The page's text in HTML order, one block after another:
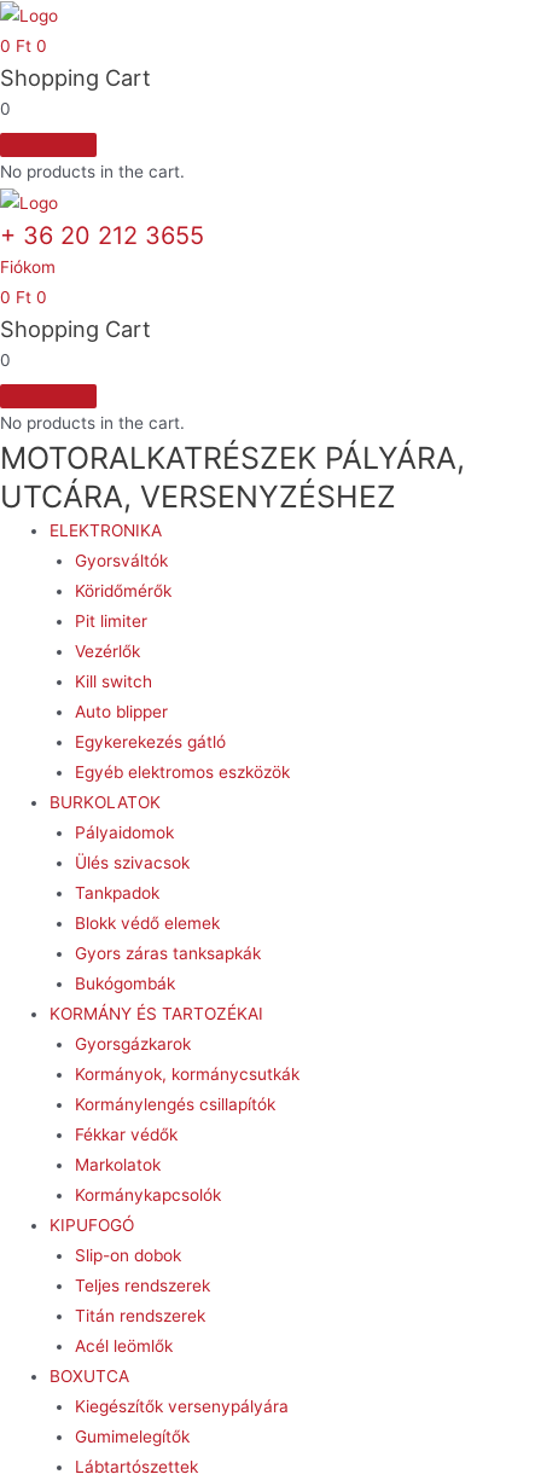
Skip
to
content
0 Ft 0
Shopping Cart
0
No products in the cart.
+ 36 20 212 3655
Fiókom
0 Ft 0
Shopping Cart
0
No products in the cart.
MOTORALKATRÉSZEK PÁLYÁRA,
UTCÁRA, VERSENYZÉSHEZ
ELEKTRONIKA
Gyorsváltók
Köridőmérők
Pit limiter
Vezérlők
Kill switch
Auto blipper
Egykerekezés gátló
Egyéb elektromos eszközök
BURKOLATOK
Pályaidomok
Ülés szivacsok
Tankpadok
Blokk védő elemek
Gyors záras tanksapkák
Bukógombák
KORMÁNY ÉS TARTOZÉKAI
Gyorsgázkarok
Kormányok, kormánycsutkák
Kormánylengés csillapítók
Fékkar védők
Markolatok
Kormánykapcsolók
KIPUFOGÓ
Slip-on dobok
Teljes rendszerek
Titán rendszerek
Acél leömlők
BOXUTCA
Kiegészítők versenypályára
Gumimelegítők
Lábtartószettek